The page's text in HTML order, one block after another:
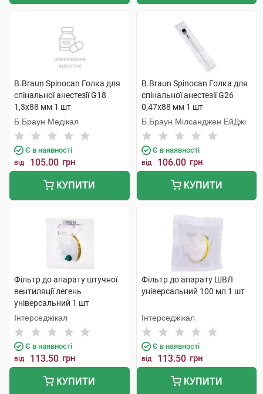
B.Braun Spinocan Голка для
спінальної анестезії G18
1,3x88 мм 1 шт
Б.Браун Медікал
Є в наявності
від 105.00 грн
КУПИТИ
B.Braun Spinocan Голка для
спінальної анестезії G26
0,47x88 мм 1 шт
Б.Браун Мілсанджен ЕйДжі
Є в наявності
від 106.00 грн
КУПИТИ
Фільтр до апарату штучної
вентиляції легень
універсальний 1 шт
Інтерседжікал
Є в наявності
від 113.50 грн
КУПИТИ
Фільтр до апарату ШВЛ
універсальний 100 мл 1 шт
Інтерседжікал
Є в наявності
від 113.50 грн
КУПИТИ